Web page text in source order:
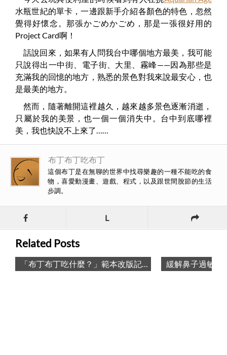
水瓶世紀的單卡，一邊跟新手介紹各顏色的特色，忽然
覺得好懷念。那張かごめかごめ，那是一張很好用的
Project Card啊！
話說回來，如果有人問我台中哪個地方最美，我可能
只說得出一中街、電子街、大里、霧峰——因為那些是
充滿我的回憶的地方，熟悉的景色對我來說最安心，也
是最美的地方。
然而，隨著離開這裡越久，越來越多景色逐漸消逝，
只屬於我的美景，也一個一個消失中。台中到底哪裡
美，我也快說不上來了……
布丁布丁吃布丁
這個布丁是在無聊的世界中找尋樂趣的一種不能吃的食
物，喜愛動漫畫、遊戲、程式，以及跟世間脫節的生活
步調。
L
Related Posts
「布丁布丁吃什麼？」範本改版記錄 / Talk About Pulipuli Blog’s New Template 緩解鼻子過敏：士康洗鼻器與臺鹽如意精鹽的洗鼻法